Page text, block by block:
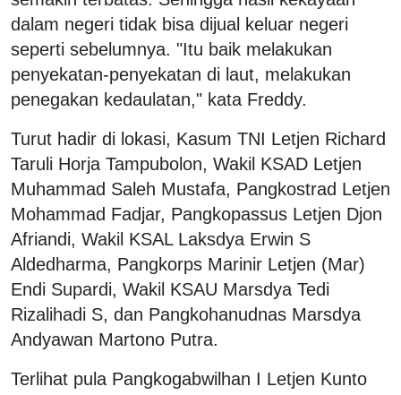
dalam negeri tidak bisa dijual keluar negeri
seperti sebelumnya. "Itu baik melakukan
penyekatan-penyekatan di laut, melakukan
penegakan kedaulatan," kata Freddy.
Turut hadir di lokasi, Kasum TNI Letjen Richard
Taruli Horja Tampubolon, Wakil KSAD Letjen
Muhammad Saleh Mustafa, Pangkostrad Letjen
Mohammad Fadjar, Pangkopassus Letjen Djon
Afriandi, Wakil KSAL Laksdya Erwin S
Aldedharma, Pangkorps Marinir Letjen (Mar)
Endi Supardi, Wakil KSAU Marsdya Tedi
Rizalihadi S, dan Pangkohanudnas Marsdya
Andyawan Martono Putra.
Terlihat pula Pangkogabwilhan I Letjen Kunto